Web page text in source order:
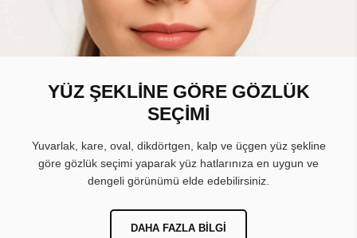
YÜZ ŞEKLİNE GÖRE GÖZLÜK
SEÇİMİ
Yuvarlak, kare, oval, dikdörtgen, kalp ve üçgen yüz şekline
göre gözlük seçimi yaparak yüz hatlarınıza en uygun ve
dengeli görünümü elde edebilirsiniz.
DAHA FAZLA BILGI